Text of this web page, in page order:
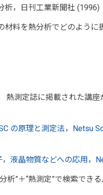
析，日刊工業新聞社 (1996)
料を熱分析でどのように
測定誌に掲載された講座
の原理と測定法，Netsu
液晶物質などへの応用，
”＋“熱測定”で検索できる